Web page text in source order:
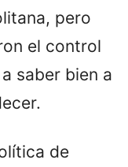
pero
el control
saber bien a
de